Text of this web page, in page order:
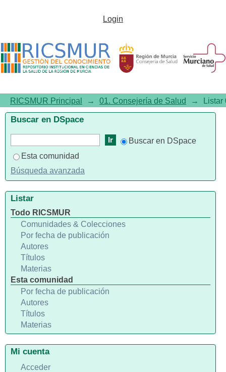
Listar01. Consejería de Salud
Paciente"
Login
RICSMUR Principal → 01. Consejería de Salud → Listar
Buscar en DSpace
Buscar en DSpace
Esta comunidad
Búsqueda avanzada
Listar
Todo RICSMUR
Comunidades & Colecciones
Por fecha de publicación
Autores
Títulos
Materias
Esta comunidad
Por fecha de publicación
Autores
Títulos
Materias
Mi cuenta
Acceder